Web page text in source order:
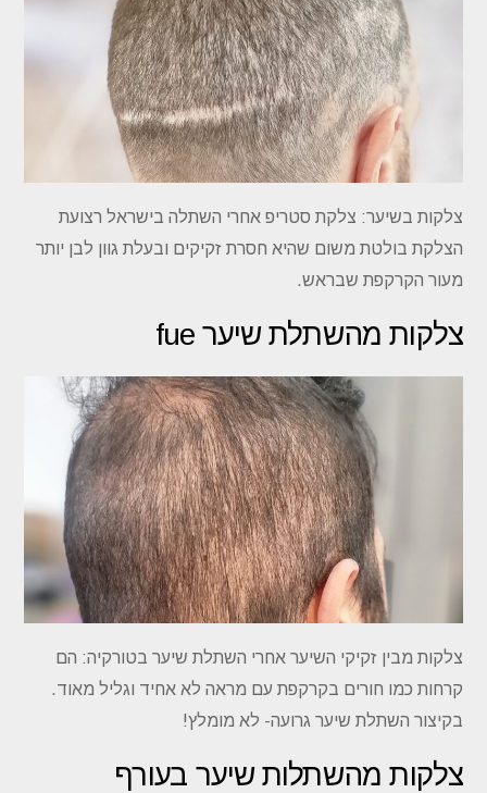
צלקות בשיער: צלקת סטריפ אחרי השתלה בישראל רצועת
הצלקת בולטת משום שהיא חסרת זקיקים ובעלת גוון לבן יותר
מעור הקרקפת שבראש.
צלקות מהשתלת שיער fue
צלקות מבין זקיקי השיער אחרי השתלת שיער בטורקיה: הם
קרחות כמו חורים בקרקפת עם מראה לא אחיד וגליל מאוד.
בקיצור השתלת שיער גרועה- לא מומלץ!
צלקות מהשתלות שיער בעורף